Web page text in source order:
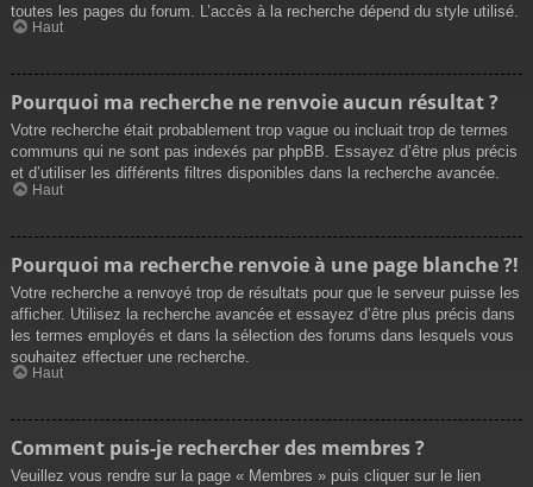
toutes les pages du forum. L’accès à la recherche dépend du style utilisé.
Haut
Pourquoi ma recherche ne renvoie aucun résultat ?
Votre recherche était probablement trop vague ou incluait trop de termes
communs qui ne sont pas indexés par phpBB. Essayez d’être plus précis
et d’utiliser les différents filtres disponibles dans la recherche avancée.
Haut
Pourquoi ma recherche renvoie à une page blanche ?!
Votre recherche a renvoyé trop de résultats pour que le serveur puisse les
afficher. Utilisez la recherche avancée et essayez d’être plus précis dans
les termes employés et dans la sélection des forums dans lesquels vous
souhaitez effectuer une recherche.
Haut
Comment puis-je rechercher des membres ?
Veuillez vous rendre sur la page « Membres » puis cliquer sur le lien